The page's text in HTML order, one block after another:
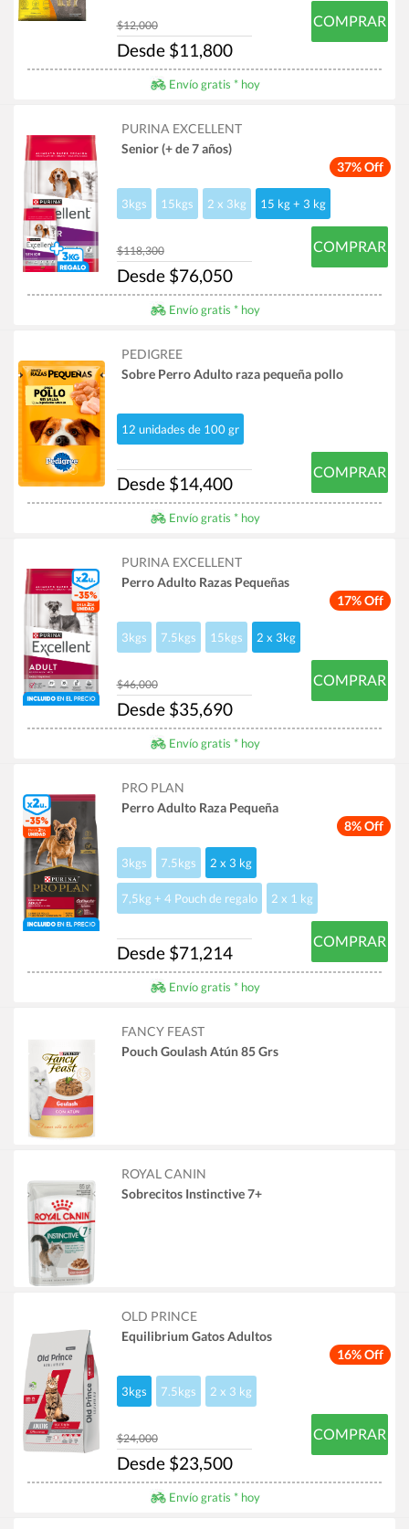
$12,000
Desde $11,800
COMPRAR
Envío gratis * hoy
37% Off
PURINA EXCELLENT
Senior (+ de 7 años)
3kgs 15kgs 2 x 3kg 15 kg + 3 kg
$118,300
Desde $76,050
COMPRAR
Envío gratis * hoy
PEDIGREE
Sobre Perro Adulto raza pequeña pollo
12 unidades de 100 gr
Desde $14,400
COMPRAR
Envío gratis * hoy
17% Off
PURINA EXCELLENT
Perro Adulto Razas Pequeñas
3kgs 7.5kgs 15kgs 2 x 3kg
$46,000
Desde $35,690
COMPRAR
Envío gratis * hoy
8% Off
PRO PLAN
Perro Adulto Raza Pequeña
3kgs 7.5kgs 2 x 3 kg
7,5kg + 4 Pouch de regalo 2 x 1 kg
Desde $71,214
COMPRAR
Envío gratis * hoy
FANCY FEAST
Pouch Goulash Atún 85 Grs
ROYAL CANIN
Sobrecitos Instinctive 7+
16% Off
OLD PRINCE
Equilibrium Gatos Adultos
3kgs 7.5kgs 2 x 3 kg
$24,000
Desde $23,500
COMPRAR
Envío gratis * hoy